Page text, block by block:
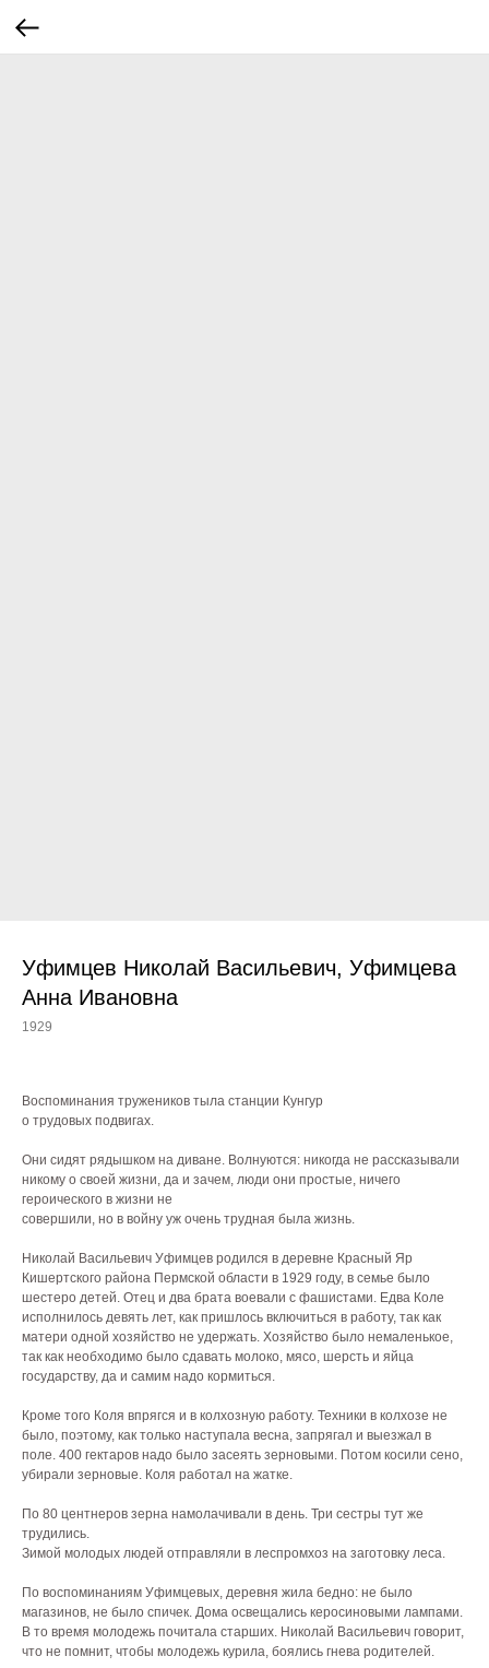
Уфимцев Николай Васильевич, Уфимцева
Анна Ивановна
1929
Воспоминания тружеников тыла станции Кунгур
о трудовых подвигах.
Они сидят рядышком на диване. Волнуются: никогда не рассказывали
никому о своей жизни, да и зачем, люди они простые, ничего
героического в жизни не
совершили, но в войну уж очень трудная была жизнь.
Николай Васильевич Уфимцев родился в деревне Красный Яр
Кишертского района Пермской области в 1929 году, в семье было
шестеро детей. Отец и два брата воевали с фашистами. Едва Коле
исполнилось девять лет, как пришлось включиться в работу, так как
матери одной хозяйство не удержать. Хозяйство было немаленькое,
так как необходимо было сдавать молоко, мясо, шерсть и яйца
государству, да и самим надо кормиться.
Кроме того Коля впрягся и в колхозную работу. Техники в колхозе не
было, поэтому, как только наступала весна, запрягал и выезжал в
поле. 400 гектаров надо было засеять зерновыми. Потом косили сено,
убирали зерновые. Коля работал на жатке.
По 80 центнеров зерна намолачивали в день. Три сестры тут же
трудились.
Зимой молодых людей отправляли в леспромхоз на заготовку леса.
По воспоминаниям Уфимцевых, деревня жила бедно: не было
магазинов, не было спичек. Дома освещались керосиновыми лампами.
В то время молодежь почитала старших. Николай Васильевич говорит,
что не помнит, чтобы молодежь курила, боялись гнева родителей.